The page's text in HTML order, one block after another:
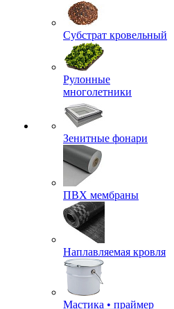
Субстрат кровельный
Рулонные
многолетники
Зенитные фонари
ПВХ мембраны
Наплавляемая кровля
Мастика • праймер